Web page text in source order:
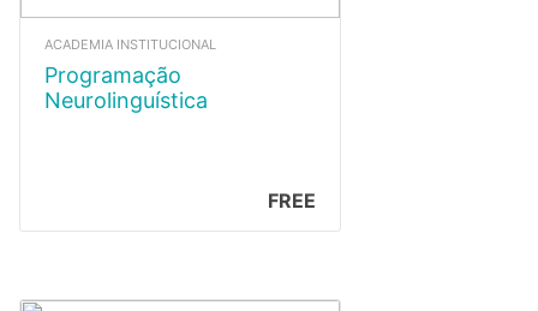
ACADEMIA INSTITUCIONAL
Programação
Neurolinguística
FREE